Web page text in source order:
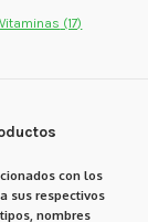
Vitaminas (17)
con los
sus respectivos
nombres